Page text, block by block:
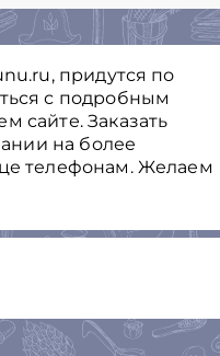
придутся по
с подробным
сайте. Заказать
на более
телефонам. Желаем